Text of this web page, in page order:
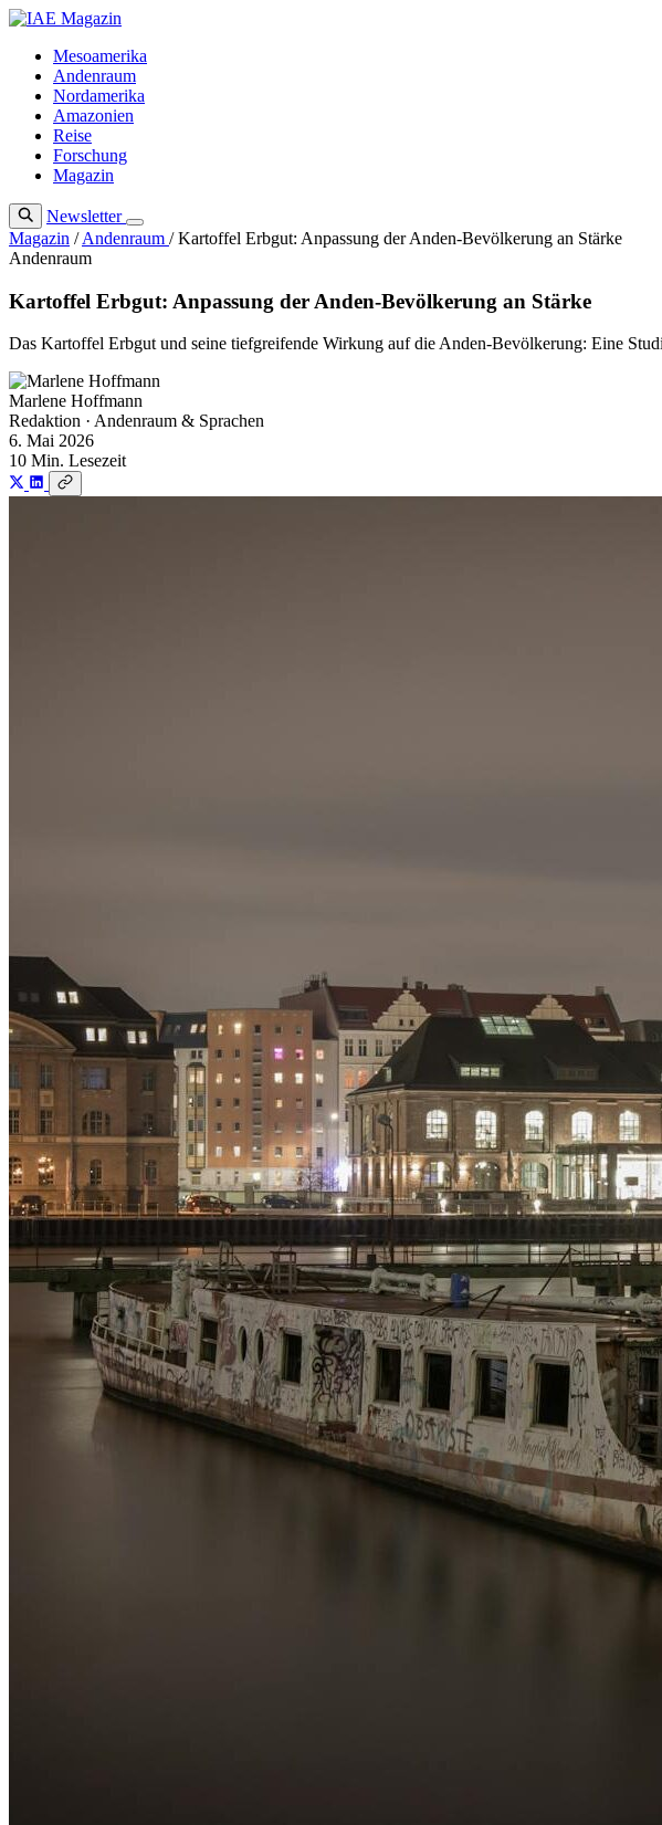
Zum
springenMesoamerika
Andenraum
Nordamerika
Amazonien
Reise
Forschung
Magazin
Newsletter
Magazin / Andenraum / Kartoffel Erbgut: Anpassung der Anden-Bevölkerung an Stärke
Andenraum
Kartoffel Erbgut: Anpassung der Anden-Bevölkerung an Stärke
Das Kartoffel Erbgut und seine tiefgreifende Wirkung auf die Anden-Bevölkerung: Eine
Marlene Hoffmann
Redaktion · Andenraum & Sprachen
6. Mai 2026
10 Min. Lesezeit